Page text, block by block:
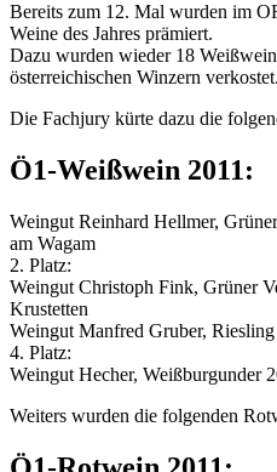
Bereits zum 12. Mal wurden im
Weine des Jahres prämiert.
Dazu wurden wieder 18
österreichischen Winzern verkostet.
Die Fachjury kürte dazu die
Ö1-Weißwein 2011:
Weingut Reinhard Hellmer,
am Wagam
2. Platz:
Weingut Christoph Fink, Grüner
Krustetten
Weingut Manfred Gruber,
4. Platz:
Weingut Hecher, Weißburgunder
Weiters wurden die folgenden